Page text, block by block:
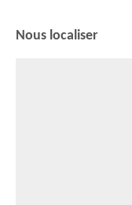
Nous localiser